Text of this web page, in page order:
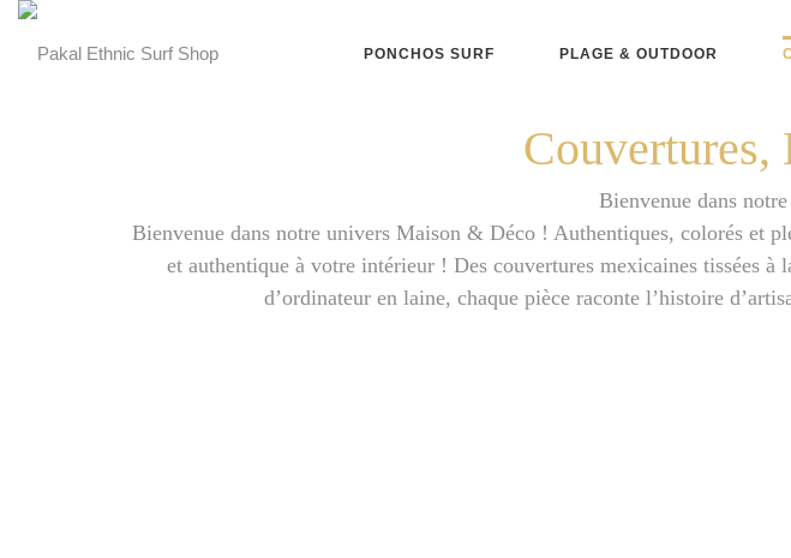
PONCHOS SURF PLAGE & OUTDOOR
Bienvenue dans
Bienvenue dans notre univers Maison & Déco ! Authentiques, colorés et
et authentique à votre intérieur ! Des couvertures mexicaines tissées à
d’ordinateur en laine, chaque pièce raconte l’histoire